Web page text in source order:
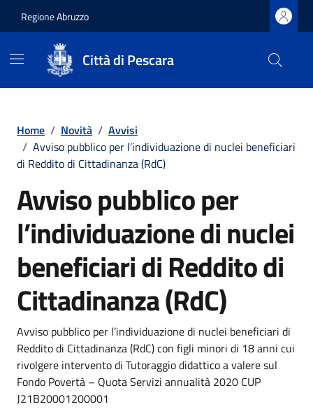
Regione Abruzzo
Città di Pescara
Home / Novità / Avvisi
/ Avviso pubblico per l’individuazione di nuclei beneficiari
di Reddito di Cittadinanza (RdC)
Avviso pubblico per
l’individuazione di nuclei
beneficiari di Reddito di
Cittadinanza (RdC)
Dettagli della notizia
Avviso pubblico per l’individuazione di nuclei beneficiari di
Reddito di Cittadinanza (RdC) con figli minori di 18 anni cui
rivolgere intervento di Tutoraggio didattico a valere sul
Fondo Povertà – Quota Servizi annualità 2020 CUP
J21B20001200001